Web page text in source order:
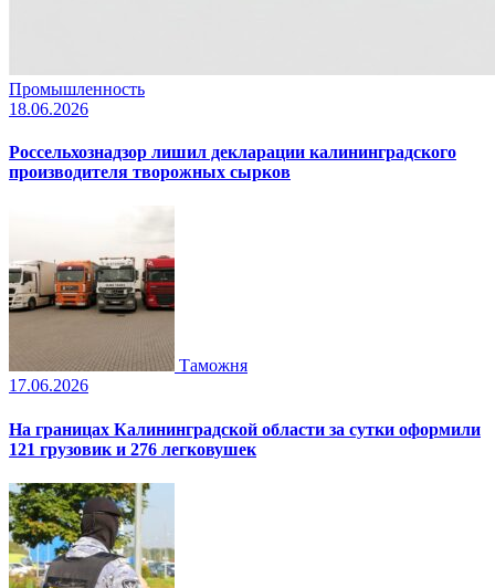
Промышленность
18.06.2026
Россельхознадзор лишил декларации калининградского
производителя творожных сырков
Таможня
17.06.2026
На границах Калининградской области за сутки оформили
121 грузовик и 276 легковушек